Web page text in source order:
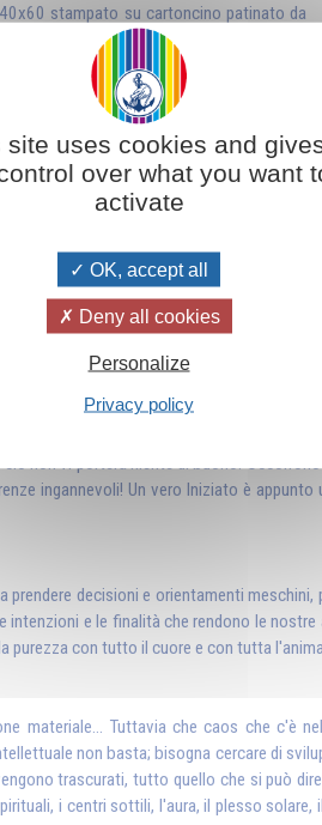
stampato su cartoncino patinato da
da dorature a caldo in oro e
€ 22,00 Aggiungi al carrello
in se stessi e
e della propria in particolare, va
di essersi consacrate a un ideale
esistere l’una senza l’altra. Sta all'uomo
vi dice: «Guarda quel tale: ti ha
Ebbene, non è così, e d'ora in
non vi porterà niente di buono.
ingannevoli! Un vero Iniziato è
decisioni e orientamenti
e le finalità che rendono le
con tutto il cuore e con tutta
materiale... Tuttavia che caos che c'è
non basta; bisogna cercare di
trascurati, tutto quello che si può
i centri sottili, l'aura, il plesso
site uses cookies and
over what you want
activate
OK, accept all
Deny all cookies
Personalize
Privacy policy